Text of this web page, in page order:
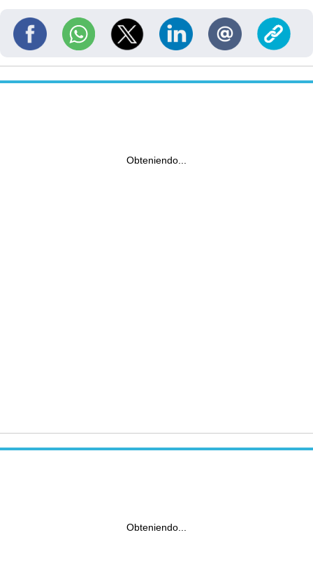
Obteniendo...
Obteniendo...